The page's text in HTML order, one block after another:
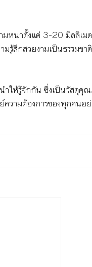
หนาตั้งแต่ 3-20 มิลลิเม
รู้สึกสวยงามเป็นธรรมช
ำให้รู้จักกัน ซึ่งเป็นวัสดุคุ
ามต้องการของทุกคนอย่